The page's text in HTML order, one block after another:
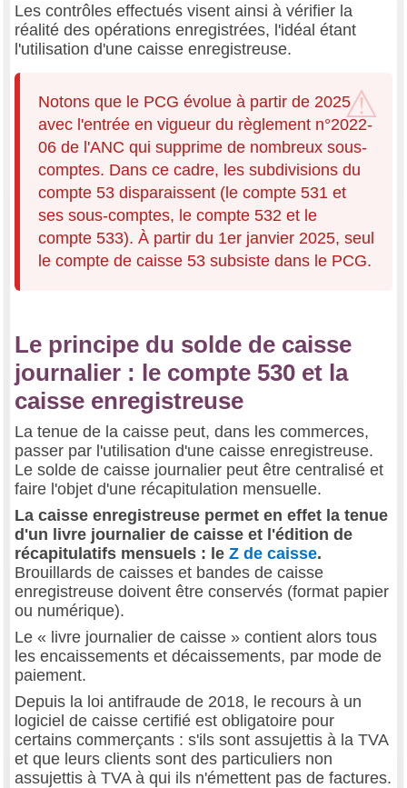
Les contrôles effectués visent ainsi à vérifier la
réalité des opérations enregistrées, l'idéal étant
l'utilisation d'une caisse enregistreuse.
Notons que le PCG évolue à partir de 2025
avec l'entrée en vigueur du règlement n°2022-
06 de l'ANC qui supprime de nombreux sous-
comptes. Dans ce cadre, les subdivisions du
compte 53 disparaissent (le compte 531 et
ses sous-comptes, le compte 532 et le
compte 533). À partir du 1er janvier 2025, seul
le compte de caisse 53 subsiste dans le PCG.
Le principe du solde de caisse
journalier : le compte 530 et la
caisse enregistreuse
La tenue de la caisse peut, dans les commerces,
passer par l'utilisation d'une caisse enregistreuse.
Le solde de caisse journalier peut être centralisé et
faire l'objet d'une récapitulation mensuelle.
La caisse enregistreuse permet en effet la tenue
d'un livre journalier de caisse et l'édition de
récapitulatifs mensuels : le Z de caisse.
Brouillards de caisses et bandes de caisse
enregistreuse doivent être conservés (format papier
ou numérique).
Le « livre journalier de caisse » contient alors tous
les encaissements et décaissements, par mode de
paiement.
Depuis la loi antifraude de 2018, le recours à un
logiciel de caisse certifié est obligatoire pour
certains commerçants : s'ils sont assujettis à la TVA
et que leurs clients sont des particuliers non
assujettis à TVA à qui ils n'émettent pas de factures.